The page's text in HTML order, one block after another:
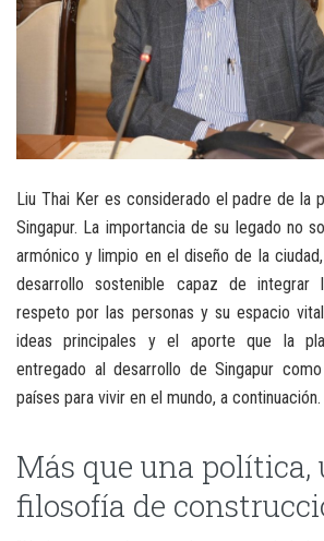
Liu Thai Ker es considerado el padre de la
Singapur. La importancia de su legado no
armónico y limpio en el diseño de la
desarrollo sostenible capaz de integrar
respeto por las personas y su espacio
ideas principales y el aporte que la
entregado al desarrollo de Singapur
países para vivir en el mundo, a continuación.
Más que una política,
filosofía de